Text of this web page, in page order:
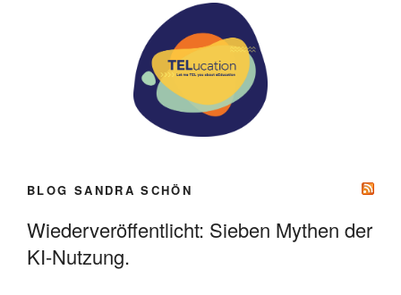
BLOG SANDRA SCHÖN
Wiederveröffentlicht: Sieben Mythen der
KI-Nutzung.